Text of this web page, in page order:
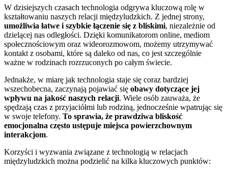
W dzisiejszych czasach technologia odgrywa kluczową rolę w
kształtowaniu naszych relacji międzyludzkich. Z jednej strony,
umożliwia łatwe i szybkie łączenie się z bliskimi, niezależnie od
dzielącej nas odległości. Dzięki komunikatorom online, mediom
społecznościowym oraz wideorozmowom, możemy utrzymywać
kontakt z osobami, które są daleko od nas, co jest szczególnie
ważne w rodzinach rozrzuconych po całym świecie.
Jednakże, w miarę jak technologia staje się coraz bardziej
wszechobecna, zaczynają pojawiać się obawy dotyczące jej
wpływu na jakość naszych relacji. Wiele osób zauważa, że
spędzają czas z przyjaciółmi lub rodziną, jednocześnie wpatrując się
w swoje telefony. To sprawia, że prawdziwa bliskość
emocjonalna często ustępuje miejsca powierzchownym
interakcjom.
Korzyści i wyzwania związane z technologią w relacjach
międzyludzkich można podzielić na kilka kluczowych punktów: